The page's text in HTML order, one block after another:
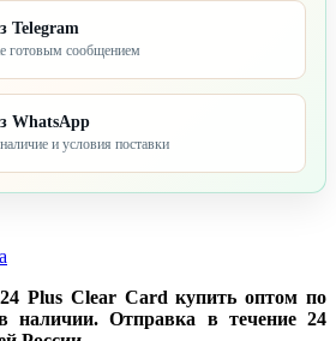
Telegram
готовым сообщением
WhatsApp
и условия поставки
Plus Clear Card купить оптом по
наличии. Отправка в течение 24